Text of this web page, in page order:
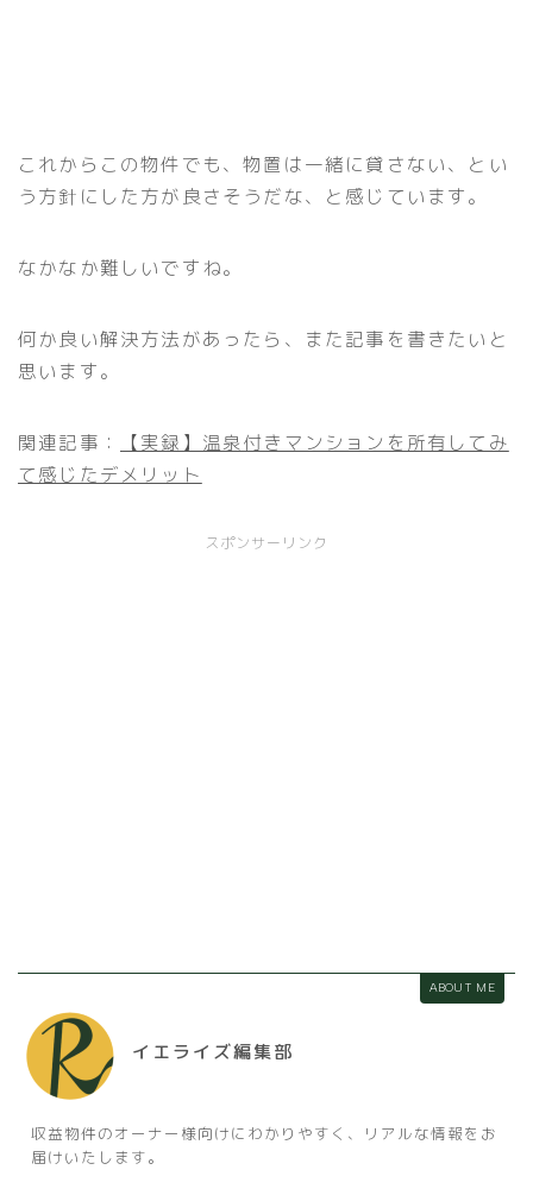
これからこの物件でも、物置は一緒に貸さない、とい
う方針にした方が良さそうだな、と感じています。
なかなか難しいですね。
何か良い解決方法があったら、また記事を書きたいと
思います。
関連記事：
【実録】温泉付きマンションを所有してみ
て感じたデメリット
スポンサーリンク
ABOUT ME
イエライズ編集部
収益物件のオーナー様向けにわかりやすく、リアルな情報をお
届けいたします。